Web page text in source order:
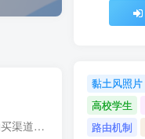
谷歌账号一个多少钱？详解2025年最新市价：新号几元起，老号更稳价稍高，并提供购买渠道选择与安全使用建议，助你放心畅游谷歌服务。
黏土风照片
高校学生
路由机制